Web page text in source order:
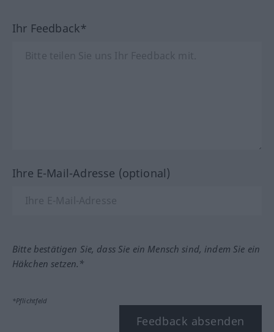
Ihr Feedback*
Ihre E-Mail-Adresse (optional)
Bitte bestätigen Sie, dass Sie ein Mensch sind, indem Sie ein
Häkchen setzen.*
*Pflichtfeld
Feedback absenden